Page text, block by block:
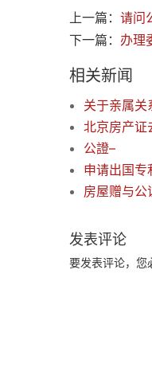
上一篇： 请问
下一篇： 办理
相关新闻
关于亲属关
北京房产证
公證–
申请出国专
房屋赠与公
发表评论
要发表评论，您